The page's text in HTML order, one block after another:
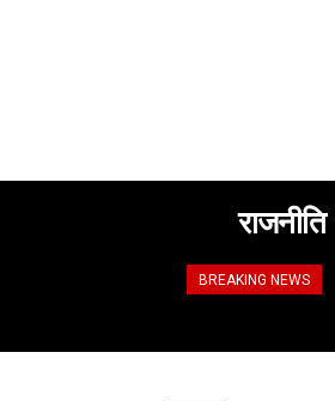
राजनीति
BREAKING NEWS